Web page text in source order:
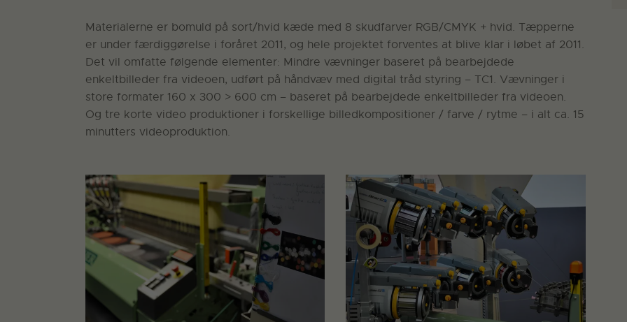
Materialerne er bomuld på sort/hvid kæde med 8 skudfarver RGB/CMYK + hvid. Tæpperne
er under færdiggørelse i foråret 2011, og hele projektet forventes at blive klar i løbet af 2011.
Det vil omfatte følgende elementer: Mindre vævninger baseret på bearbejdede
enkeltbilleder fra videoen, udført på håndvæv med digital tråd styring – TC1. Vævninger i
store formater 160 x 300 > 600 cm – baseret på bearbejdede enkeltbilleder fra videoen.
Og tre korte video produktioner i forskellige billedkompositioner / farve / rytme – i alt ca. 15
minutters videoproduktion.